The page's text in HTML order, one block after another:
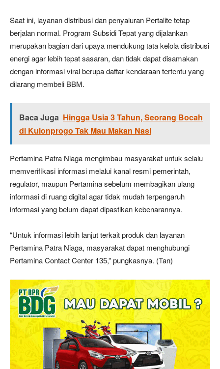
Saat ini, layanan distribusi dan penyaluran Pertalite tetap
berjalan normal. Program Subsidi Tepat yang dijalankan
merupakan bagian dari upaya mendukung tata kelola distribusi
energi agar lebih tepat sasaran, dan tidak dapat disamakan
dengan informasi viral berupa daftar kendaraan tertentu yang
dilarang membeli BBM.
Baca Juga Hingga Usia 3 Tahun, Seorang Bocah
di Kulonprogo Tak Mau Makan Nasi
Pertamina Patra Niaga mengimbau masyarakat untuk selalu
memverifikasi informasi melalui kanal resmi pemerintah,
regulator, maupun Pertamina sebelum membagikan ulang
informasi di ruang digital agar tidak mudah terpengaruh
informasi yang belum dapat dipastikan kebenarannya.
“Untuk informasi lebih lanjut terkait produk dan layanan
Pertamina Patra Niaga, masyarakat dapat menghubungi
Pertamina Contact Center 135,” pungkasnya. (Tan)